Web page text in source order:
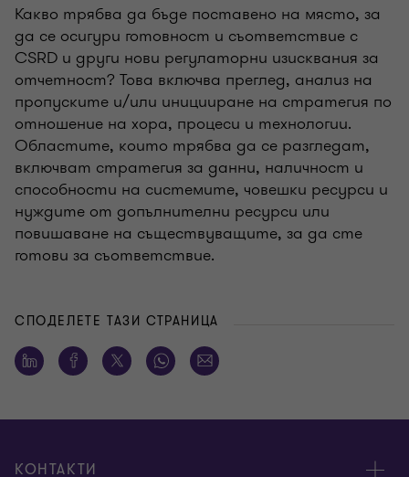
Какво трябва да бъде поставено на място, за
да се осигури готовност и съответствие с
CSRD и други нови регулаторни изисквания за
отчетност? Това включва преглед, анализ на
пропуските и/или иницииране на стратегия по
отношение на хора, процеси и технологии.
Областите, които трябва да се разгледат,
включват стратегия за данни, наличност и
способности на системите, човешки ресурси и
нуждите от допълнителни ресурси или
повишаване на съществуващите, за да сте
готови за съответствие.
СПОДЕЛЕТЕ ТАЗИ СТРАНИЦА
КОНТАКТИ